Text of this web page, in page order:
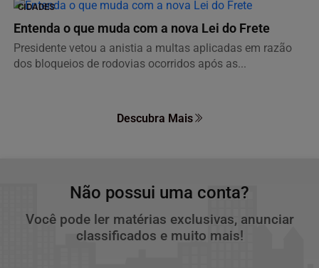
CIDADES
Entenda o que muda com a nova Lei do Frete
Presidente vetou a anistia a multas aplicadas em razão
dos bloqueios de rodovias ocorridos após as...
Descubra Mais
Não possui uma conta?
Você pode ler matérias exclusivas, anunciar
classificados e muito mais!